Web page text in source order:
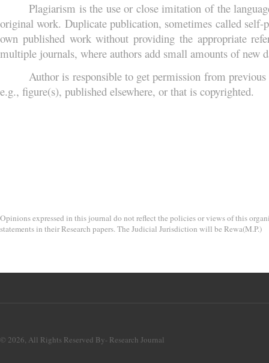
Plagiarism is the use or close imitation of the
original work. Duplicate publication, sometimes called self-
own published work without providing the appropriate
multiple journals, where authors add small amounts of new
Author is responsible to get permission from
e.g., figure(s), published elsewhere, or that is copyrighted.
Opinions expressed in this journal do not reflect the policies or views of this
statements in their Research papers. The Judicial Jurisdiction will be Rewa(M.P.)
© 2026, All Rights Reserved By- Research Journal